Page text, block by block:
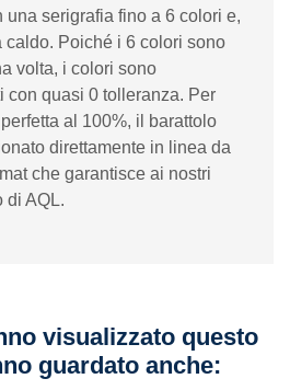
una serigrafia fino a 6 colori e,
caldo. Poiché i 6 colori sono
volta, i colori sono
con quasi 0 tolleranza. Per
al 100%, il barattolo
direttamente in linea da
che garantisce ai nostri
di AQL.
visualizzato questo
guardato anche: